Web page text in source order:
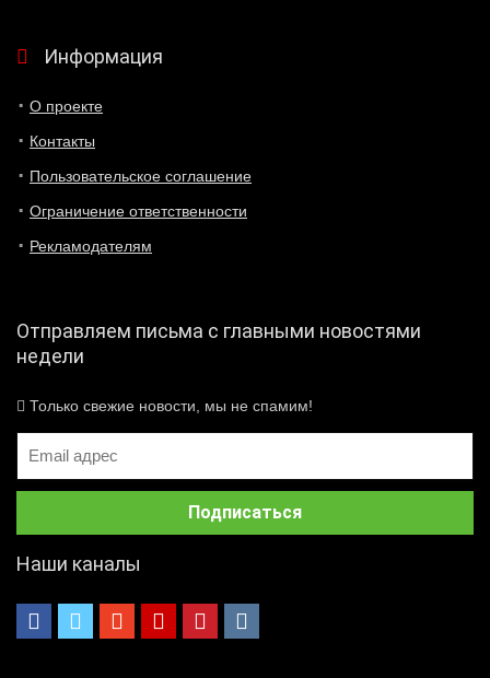
Информация
О проекте
Контакты
Пользовательское соглашение
Ограничение ответственности
Рекламодателям
Отправляем письма с главными новостями
недели
Только свежие новости, мы не спамим!
Наши каналы